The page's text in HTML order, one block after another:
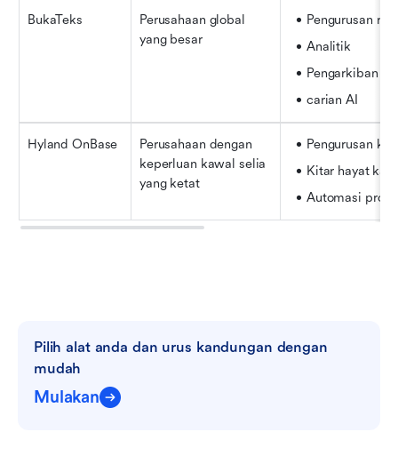
BukaTeks
Perusahaan global
yang besar
Pengurusan
Analitik
Pengarkiban
carian AI
Hyland OnBase
Perusahaan dengan
keperluan kawal selia
yang ketat
Pengurusan kes
Kitar hayat
Automasi
Pilih alat anda dan urus kandungan dengan
mudah
Mulakan